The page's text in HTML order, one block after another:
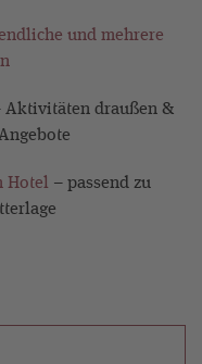
und mehrere
Aktivitäten draußen &
Hotel – passend zu